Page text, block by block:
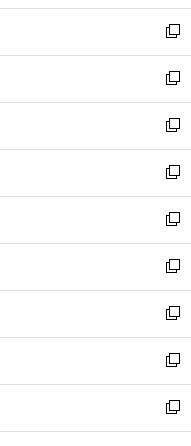
ウ
ィ
ン
ド
ウ
で
開
く
し
い
ウ
ィ
ン
ド
ウ
で
開
く
新
し
い
ウ
ィ
ン
ド
ウ
で
開
く
新
し
い
ウ
ィ
ン
ド
ウ
で
開
く
新
し
い
ウ
ィ
ン
ド
ウ
で
開
く
新
し
い
ウ
ィ
ン
ド
ウ
で
開
く
新
し
い
ウ
ィ
ン
ド
ウ
で
開
新
し
い
ウ
ィ
ン
ド
ウ
新
し
い
ウ
ィ
ン
新
し
い
ウ
新
し